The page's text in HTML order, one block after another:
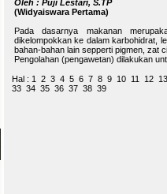
Oleh : Puji Lestari, S.TP
(Widyaiswara Pertama)
Pada dasarnya makanan
dikelompokkan ke dalam karbohidrat,
bahan-bahan lain sepperti pigmen, zat
Pengolahan (pengawetan) dilakukan
Hal : 1 2 3 4 5 6 7 8 9 10 11 12 13
33 34 35 36 37 38 39